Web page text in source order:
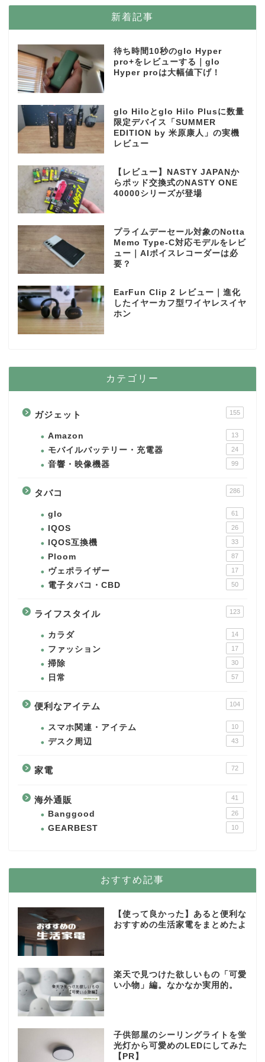
新着記事
待ち時間10秒のglo Hyper
pro+をレビューする｜glo
Hyper proは大幅値下げ！
glo Hiloとglo Hilo Plusに数量
限定デバイス「SUMMER
EDITION by 米原康人」の実機
レビュー
【レビュー】NASTY JAPANか
らポッド交換式のNASTY ONE
40000シリーズが登場
プライムデーセール対象のNotta
Memo Type-C対応モデルをレビ
ュー｜AIボイスレコーダーは必
要？
EarFun Clip 2 レビュー｜進化
したイヤーカフ型ワイヤレスイヤ
ホン
カテゴリー
ガジェット 155
Amazon 13
モバイルバッテリー・充電器 24
音響・映像機器 99
タバコ 286
glo 61
IQOS 26
IQOS互換機 33
Ploom 87
ヴェポライザー 17
電子タバコ・CBD 50
ライフスタイル 123
カラダ 14
ファッション 17
掃除 30
日常 57
便利なアイテム 104
スマホ関連・アイテム 10
デスク周辺 43
家電 72
海外通販 41
Banggood 26
GEARBEST 10
おすすめ記事
【使って良かった】あると便利な
おすすめの生活家電をまとめたよ
楽天で見つけた欲しいもの「可愛
い小物」編。なかなか実用的。
子供部屋のシーリングライトを蛍
光灯から可愛めのLEDにしてみた
【PR】